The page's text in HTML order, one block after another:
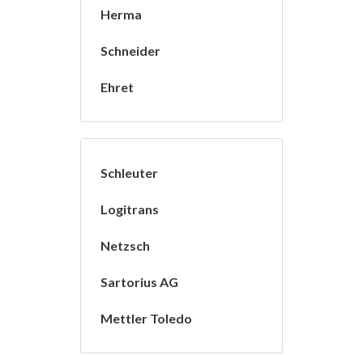
Herma
Schneider
Ehret
Schleuter
Logitrans
Netzsch
Sartorius AG
Mettler Toledo